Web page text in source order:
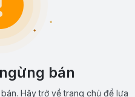
bán
Hãy trở về trang chủ để lựa